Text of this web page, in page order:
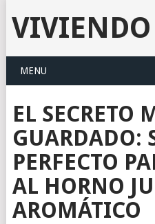
MENU
EL SECRETO
GUARDADO:
PERFECTO
AL HORNO
AROMÁTICO